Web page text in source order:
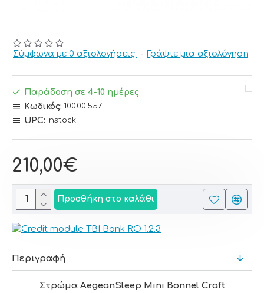
Σύμφωνα με 0 αξιολογήσεις. - Γράψτε μια αξιολόγηση
210,00€
Παράδοση σε 4-10 ημέρες
Κωδικός: 100.00.557
UPC: instock
Προσθήκη στο καλάθι
Περιγραφή
Στρώμα AegeanSleep Mini Bonnel Craft